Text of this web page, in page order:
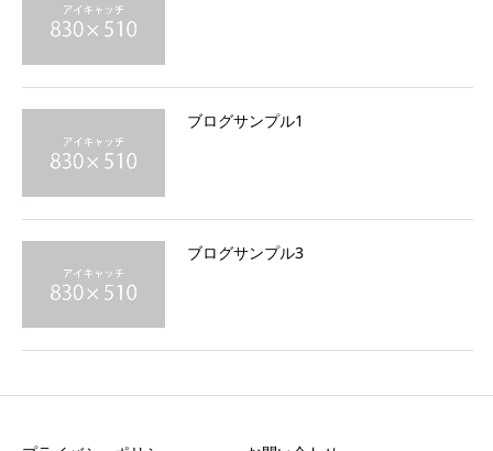
ブログサンプル1
ブログサンプル3